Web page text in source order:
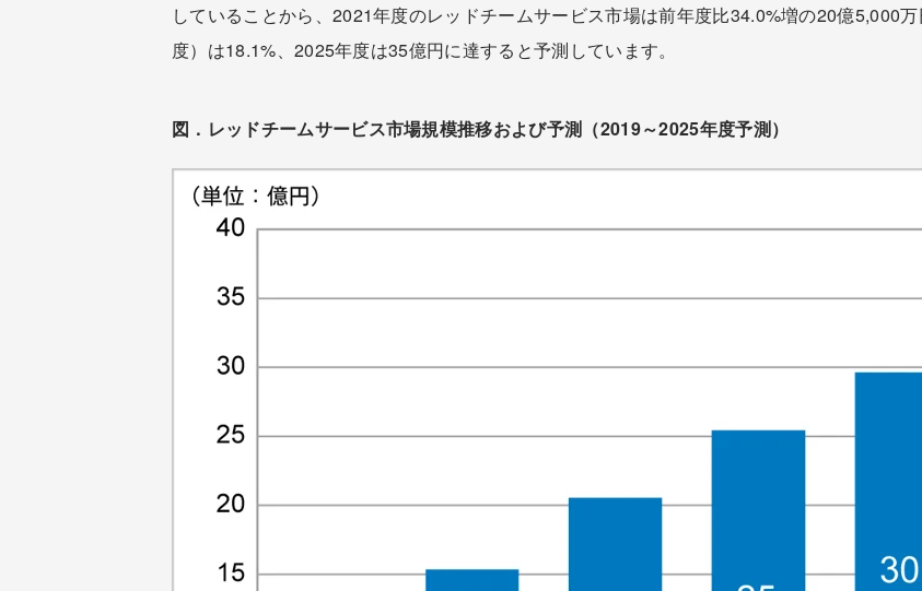
していることから、2021年度のレッドチームサービス市場は前年度比34.0%増の20億5,000
度）は18.1%、2025年度は35億円に達すると予測しています。
図．レッドチームサービス市場規模推移および予測（2019～2025年度予測）